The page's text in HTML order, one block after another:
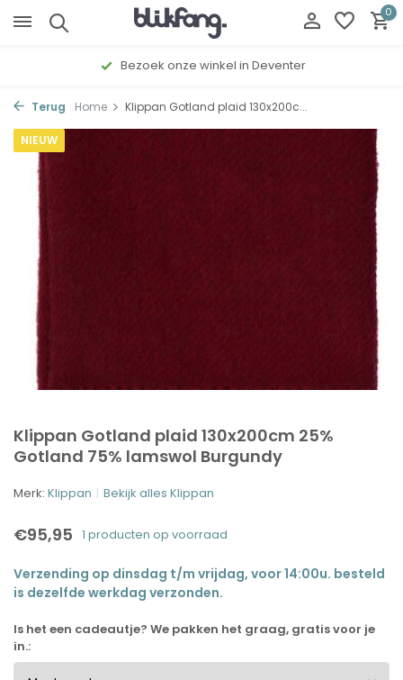
0
Bezoek onze winkel in Deventer
Terug Home Klippan Gotland plaid 130x200c...
Klippan Gotland plaid 130x200cm 25%
Gotland 75% lamswol Burgundy
NIEUW
Merk: Klippan Bekijk alles Klippan
€95,95 1 producten op voorraad
Verzending op dinsdag t/m vrijdag, voor 14:00u. besteld
is dezelfde werkdag verzonden.
Is het een cadeautje? We pakken het graag, gratis voor je
in.: